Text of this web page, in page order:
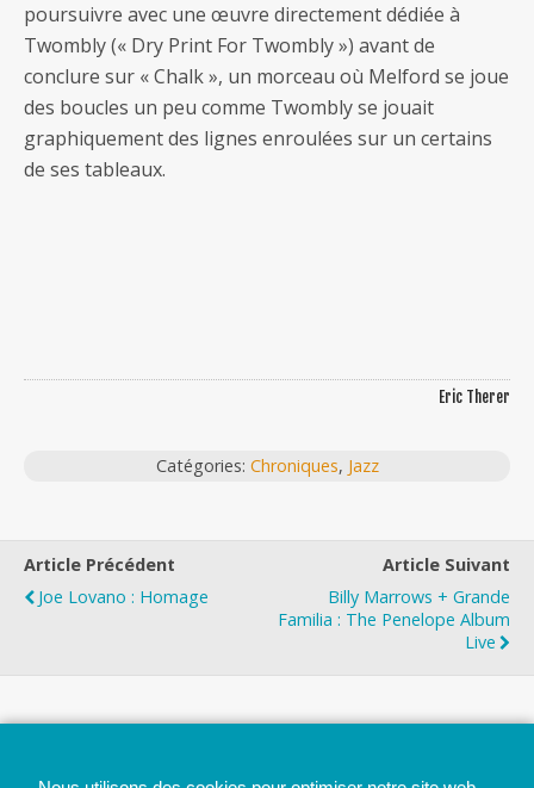
poursuivre avec une œuvre directement dédiée à
Twombly (« Dry Print For Twombly ») avant de
conclure sur « Chalk », un morceau où Melford se joue
des boucles un peu comme Twombly se jouait
graphiquement des lignes enroulées sur un certains
de ses tableaux.
Eric Therer
Catégories: Chroniques, Jazz
Article Précédent
Joe Lovano : Homage
Article Suivant
Billy Marrows + Grande
Familia : The Penelope Album
Live